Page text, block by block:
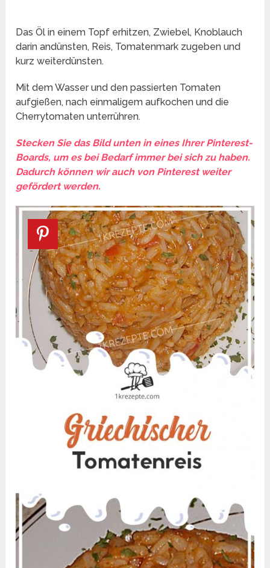
Das Öl in einem Topf erhitzen, Zwiebel, Knoblauch
darin andünsten, Reis, Tomatenmark zugeben und
kurz weiterdünsten.
Mit dem Wasser und den passierten Tomaten
aufgießen, nach einmaligem aufkochen und die
Cherrytomaten unterrühren.
Stecken Sie das Bild unten in eines Ihrer Pinterest-
Boards, um es bei Bedarf immer bei sich zu haben.
Dadurch können wir auch von Pinterest weiter
gefördert werden.